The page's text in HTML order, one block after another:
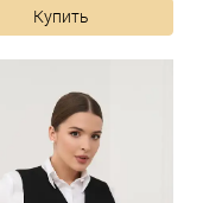
Купить